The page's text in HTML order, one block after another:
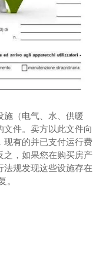
施（电气、水、供暖
件。卖方以此文件向
现有的并已支付运行费
之，如果您在购买房产
法规发现这些设施存在